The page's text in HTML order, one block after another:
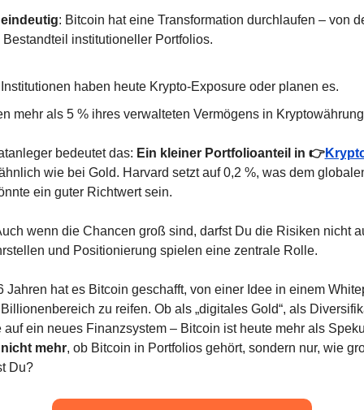
: Bitcoin hat eine Transformation durchlaufen – von
institutioneller Portfolios.
haben heute Krypto-Exposure oder planen es.
mehr als 5 % ihres verwalteten Vermögens in
bedeutet das: Ein kleiner Portfolioanteil in 👉
wie bei Gold. Harvard setzt auf 0,2 %, was dem
ein guter Richtwert sein.
wenn die Chancen groß sind, darfst Du die Risiken nicht
und Positionierung spielen eine zentrale Rolle.
Jahren hat es Bitcoin geschafft, von einer Idee in einem
zu reifen. Ob als „digitales Gold“, als
auf ein neues Finanzsystem – Bitcoin ist heute mehr als
mehr, ob Bitcoin in Portfolios gehört, sondern nur, wie
Du?